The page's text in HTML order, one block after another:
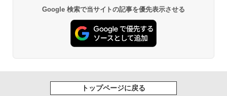
￥5,980
【★最大100%ポイント】【大特価!訳あ
ore i3/メモリ:4GB/SSD:128GB/15.6型液
indows10
5型 ProLite XUB2292HS-B1 HDMI対応
スピーカー内蔵 綺麗な鮮明画像 【中古】
送料無料
￥6,500
IO-DATA モニター 21.5インチ MF224ED
B ADSパネル フルHD HDMI スピーカー
施設基準パーフェクトブック 2026年度
￥22,000
Anker Soundcore P31i ブラック
￥5,990
ラック
BRUCE WAYNE feat. Flo Milli, ATL Jacob
￥250
￥250
ET ラベルレス ×8本
by Amazon 天然水ラベルレス 2L×9本
異世界居酒屋「のぶ」(22) (角川コミックス・
￥832
クスDIGITAL)
Google 検索で当サイトの記事を優先表示させる
トップページに戻る